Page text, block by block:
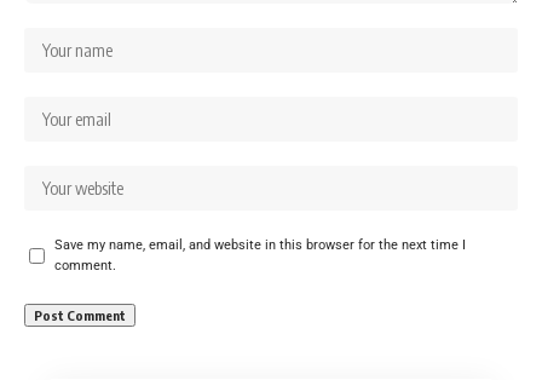
Save my name, email, and website in this browser for the next time I
comment.